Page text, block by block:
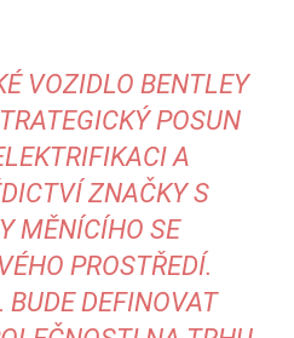
VOZIDLO BENTLEY
POSUN
A
ZNAČKY S
MĚNÍCÍHO SE
PROSTŘEDÍ.
BUDE DEFINOVAT